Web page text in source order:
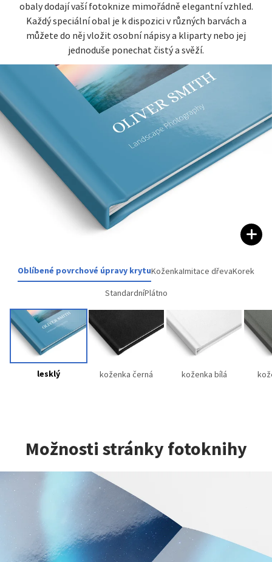
obaly dodají vaší fotoknize mimořádně elegantní vzhled.
Každý speciální obal je k dispozici v různých barvách a
můžete do něj vložit osobní nápisy a kliparty nebo jej
jednoduše ponechat čistý a svěží.
Oblíbené povrchové úpravy krytuKoženkaImitace dřevaKorek
StandardníPlátno
lesklý koženka černá koženka bílá
Možnosti stránky fotoknihy